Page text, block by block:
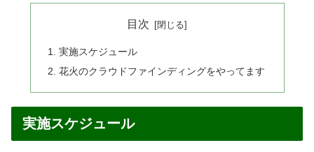
目次
実施スケジュール
花火のクラウドファインディングをやってます
実施スケジュール